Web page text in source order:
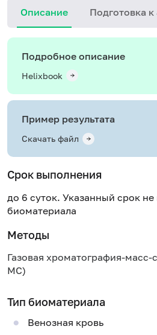
Описание Подготовка к
Подробное описание
Helixbook
Пример результата
Скачать файл
Срок выполнения
до 6 суток. Указанный срок не
биоматериала
Методы
Газовая хроматография-
МС)
Тип биоматериала
Венозная кровь